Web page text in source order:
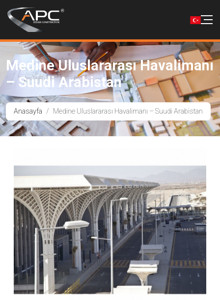
Medine Uluslararası Havalimanı
– Suudi Arabistan
Anasayfa Medine Uluslararası Havalimanı – Suudi Arabistan